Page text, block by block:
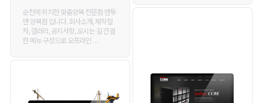
순천에 위치한 맞춤양복 전문점 맨투
맨 양복점 입니다. 회사소개, 제작절
차, 갤러리, 공지사항, 오시는 길 간결
한 메뉴 구성으로 오프라인 . . .